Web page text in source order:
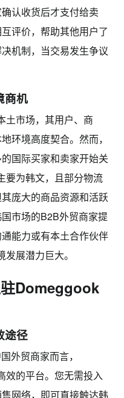
认收货后才支付给卖
评价，帮助其他用户了
机制，当交易发生争议
商机
土市场，其用户、商
环境高度契合。然而，
国际买家和卖家开始关
要为韩文，且部分物流
庞大的商品资源和活跃
市场的B2B外贸商家提
能力或有本土合作伙伴
展潜力巨大。
Domeggook
途径
外贸商家而言，
效的平台。您无需投入
网络，即可直接触达韩